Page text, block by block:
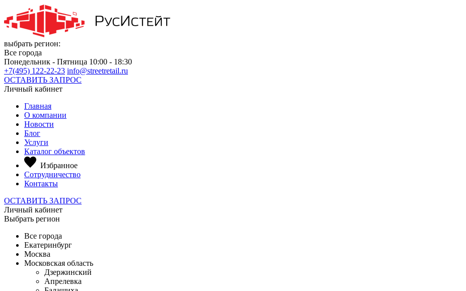
выбрать регион:
Все города
Понедельник - Пятница 10:00 - 18:30
+7(495) 122-22-23 info@streetretail.ru
ОСТАВИТЬ ЗАПРОС
Личный кабинет
Главная
О компании
Новости
Блог
Услуги
Каталог объектов
Избранное
Сотрудничество
Контакты
ОСТАВИТЬ ЗАПРОС
Личный кабинет
Выбрать регион
Все города
Екатеринбург
Москва
Московская область
Дзержинский
Апрелевка